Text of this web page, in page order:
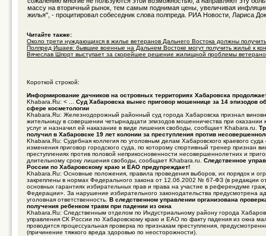
массу на вторичный рынок, тем самым поднимая цены, увеличивая
жилья", - процитировал собеседник слова полпреда. РИА Новости, Лариса
Читайте также:
Около трети нуждающихся в жилье ветеранов Дальнего Востока должны
Полпред Ишаев: бывшие военные на Дальнем Востоке могут получить жильё к
Вячеслав Шпорт выступает за скорейшее решение жилищной проблемы
Короткой строкой:
Информирование дачников на островных территориях Хабаровска
Khabara.Ru: < ... Суд Хабаровска вынес приговор мошеннице за 14 эпизодов
сфере косметологии
Khabara.Ru: Железнодорожный районный суд города Хабаровска признал
жительницу в совершении четырнадцати эпизодов мошенничества при оказании
услуг и назначил ей наказание в виде лишения свободы, сообщает Khabara.ru.
получил в Хабаровске 19 лет колонии за преступления против
Khabara.Ru: Судебная коллегия по уголовным делам Хабаровского краевого суда
изменения приговор городского суда, по которому спортивный тренер признан
преступлениях против половой неприкосновенности несовершеннолетних и
длительному сроку лишения свободы, сообщает Khabara.ru. Следственное
России по Хабаровскому краю и ЕАО предупреждает!
Khabara.Ru: Основные положения, правила проведения выборов, их порядок и
закреплены в нормах Федерального закона от 12.06.2002 № 67-ФЗ (в редакции
основных гарантиях избирательных прав и права на участие в референдуме
Федерации». За нарушение избирательного законодательства предусмотрена
уголовная ответственность. В следственном управлении организована
получения ребенком травм при падении из окна
Khabara.Ru: Следственным отделом по Индустриальному району города
управления СК России по Хабаровскому краю и ЕАО по факту падения из окна
проводится процессуальная проверка по признакам преступления,
(причинение тяжкого вреда здоровью по неосторожности).